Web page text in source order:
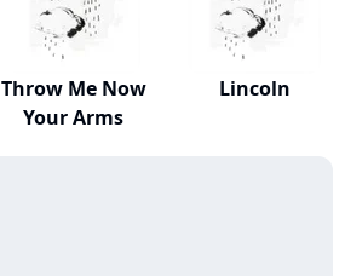
Throw Me Now
Your Arms
Lincoln